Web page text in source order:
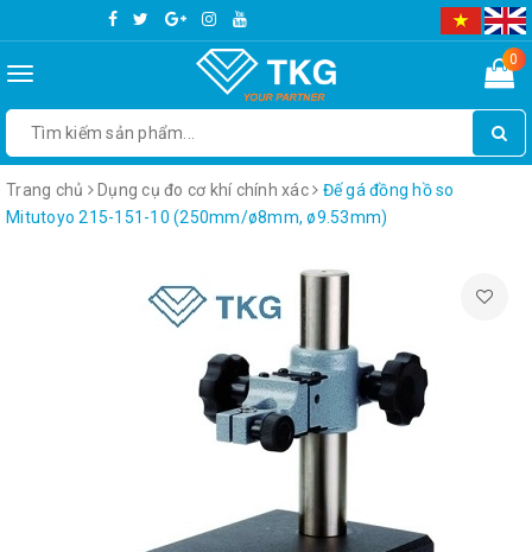
Toggle
0
Trang chủ Dụng cụ đo cơ khí chính xác
Đế gá đồng hồ so
Mitutoyo 215-151-10 (250mm/ø8mm, ø9.53mm)